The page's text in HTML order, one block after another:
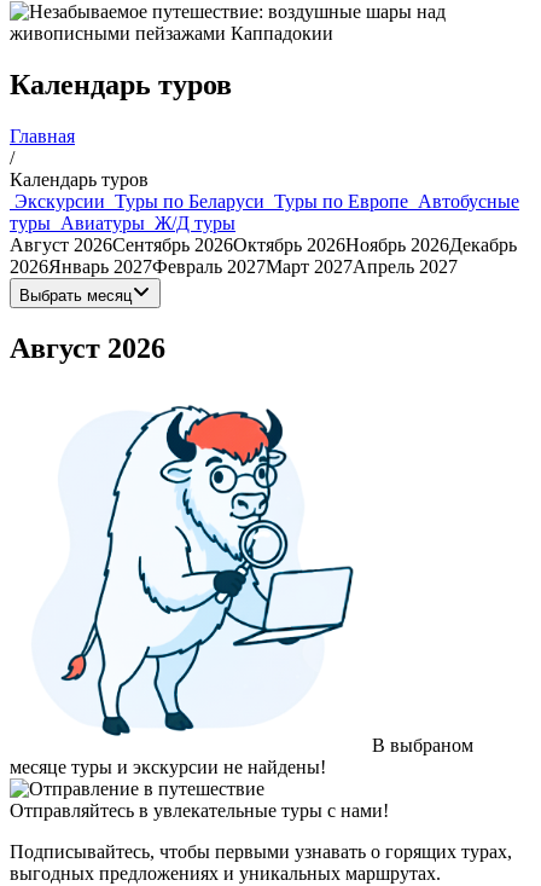
Календарь туров
Главная
/
Календарь туров
Экскурсии Туры по Беларуси Туры по Европе Автобусные
туры Авиатуры Ж/Д туры
Август 2026Сентябрь 2026Октябрь 2026Ноябрь 2026Декабрь
2026Январь 2027Февраль 2027Март 2027Апрель 2027
Выбрать месяц
Август 2026
В выбраном
месяце туры и экскурсии не найдены!
Отправляйтесь в увлекательные туры с нами!
Подписывайтесь, чтобы первыми узнавать о горящих турах,
выгодных предложениях и уникальных маршрутах.